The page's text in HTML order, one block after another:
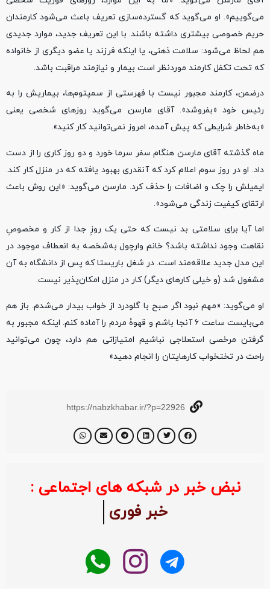
می‌گوییم». او می‌گوید که گسترده‌سازی تعریف باعث می‌شود کارمندان
حریم خصوصی بیشتری داشته باشند. با این تعریف جدید، موارد جدیدی
هم لحاظ می‌شود: سلامت ذهنی، یا اینکه فرزند یا عضو دیگری از خانواده
که تحت تکفل کارمند موردنظر است بیمار و نیازمند مراقبت باشد.
درضمن، کارمند مجبور نیست با فهرستی از سمپتوم‌ها، بیماریش را به
رئیس خود «بفروشد». آقای مارسن می‌گوید روزهای شخصی یعنی
«به‌خاطر شرایطی که پیش آمده، امروز نمی‌توانید کار کنید».
ماه گذشته آقای مارسن هنگام سفر سرما خورد و دو روز کاری را از دست
داد. او در روز سوم اعلام کرد که آنقدری بهبود یافته که در منزل کار کند.
ایمیلش را چک و اضافات را حذف کرد. مارسن می‌گوید: «این روش باعث
ارتقای کیفیت زندگی می‌شود».
اما آیا برای سلامتی بد نیست که حتی یک روزِ جدا از کار و مخصوصِ
نقاهت وجود نداشته باشد؟ خانم وارچول به‌شخصه به انعطاف موجود در
این مدل جدید علاقه‌مند است. در شغل باریستا که پس از دانشگاه به آن
مشغول شد (و خیلی کارهای دیگر) کار در منزل امکان‌پذیر نیست.
او می‌گوید: «مهم نبود اگر صبح با گلودرد از خواب بیدار می‌شدم. باز هم
می‌بایست ساعت ۶ آنجا باشم و قهوۀ مردم را آماده کنم. اینکه مجبور به
گرفتن مرخصی استعلاجی نباشیم امتیازاتی هم دارد، چون می‌توانید
راحت در تختخواب کارهایتان را انجام دهید»
https://nabzkhabar.ir/?p=22926
نبض خبر در شبکه های اجتماعی :
خبر فوری